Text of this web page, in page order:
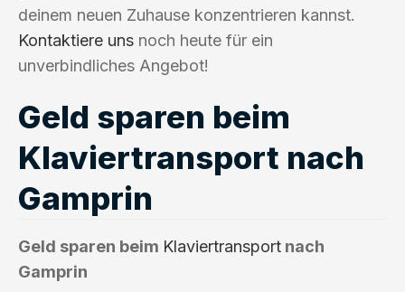
deinem neuen Zuhause konzentrieren kannst.
Kontaktiere uns noch heute für ein
unverbindliches Angebot!
Geld sparen beim
Klaviertransport nach
Gamprin
Geld sparen beim Klaviertransport nach
Gamprin